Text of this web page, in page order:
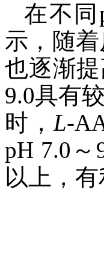
在不同
示，随
也逐渐提
9.0具有
时，L-
pH 7.0
以上，